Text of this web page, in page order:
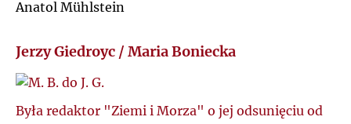
W
Z
Anatol Mühlstein
Jerzy Giedroyc / Maria Boniecka
Była redaktor "Ziemi i Morza" o jej odsunięciu od